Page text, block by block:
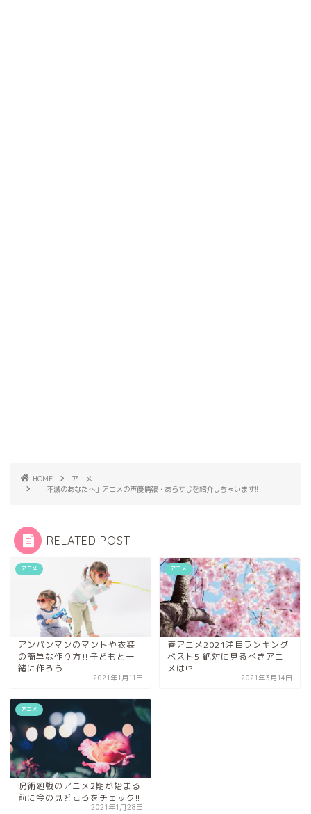
HOME
アニメ
「不滅のあなたへ」アニメの声優情報・あらすじを紹介しちゃいます!!
RELATED POST
アニメ
アンパンマンのマントや衣装
の簡単な作り方‼︎子どもと一
緒に作ろう
2021年1月11日
アニメ
春アニメ2021注目ランキング
ベスト5 絶対に見るべきアニ
メは!?
2021年3月14日
アニメ
呪術廻戦のアニメ2期が始まる
前に今の見どころをチェック!!
2021年1月28日